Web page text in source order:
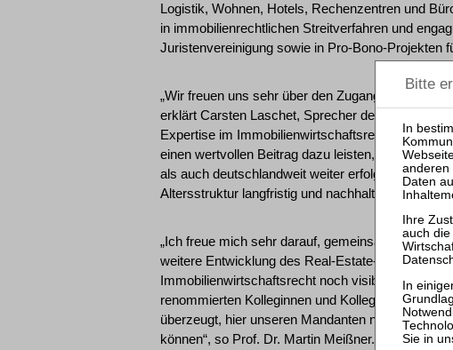
Logistik, Wohnen, Hotels, Rechenzentren und
in immobilienrechtlichen Streitverfahren und
Juristenvereinigung sowie in Pro-Bono-Projekten
„Wir freuen uns sehr über den Zugang der beiden
erklärt Carsten Laschet, Sprecher der
Expertise im Immobilienwirtschaftsrecht und ihrer
einen wertvollen Beitrag dazu leisten, unsere
als auch deutschlandweit weiter erfolgreich
Altersstruktur langfristig und nachhaltig zu
„Ich freue mich sehr darauf, gemeinsam mit
weitere Entwicklung des Real-Estate-Bereichs
Immobilienwirtschaftsrecht noch visibler zu
renommierten Kolleginnen und Kollegen über
überzeugt, hier unseren Mandanten nahtlos
können“, so Prof. Dr. Martin Meißner. Cihangir